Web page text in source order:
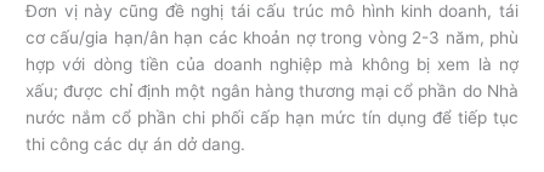
Đơn vị này cũng đề nghị tái cấu trúc mô hình kinh doanh, tái
cơ cấu/gia hạn/ân hạn các khoản nợ trong vòng 2-3 năm, phù
hợp với dòng tiền của doanh nghiệp mà không bị xem là nợ
xấu; được chỉ định một ngân hàng thương mại cổ phần do Nhà
nước nắm cổ phần chi phối cấp hạn mức tín dụng để tiếp tục
thi công các dự án dở dang.